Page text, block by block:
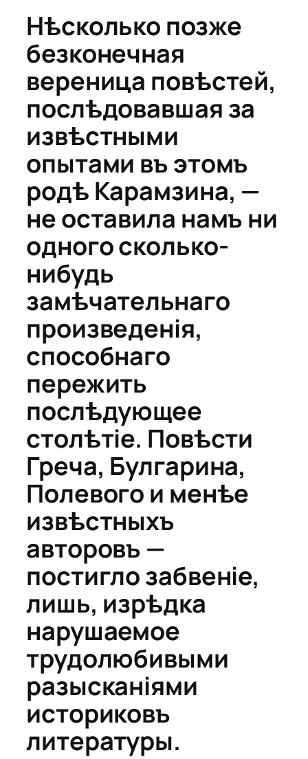
Нѣсколько позже
безконечная
вереница повѣстей,
послѣдовавшая за
извѣстными
опытами въ этомъ
родѣ Карамзина, —
не оставила намъ ни
одного сколько-
нибудь
замѣчательнаго
произведенія,
способнаго
пережить
послѣдующее
столѣтіе. Повѣсти
Греча, Булгарина,
Полевого и менѣе
извѣстныхъ
авторовъ —
постигло забвеніе,
лишь, изрѣдка
нарушаемое
трудолюбивыми
разысканіями
историковъ
литературы.